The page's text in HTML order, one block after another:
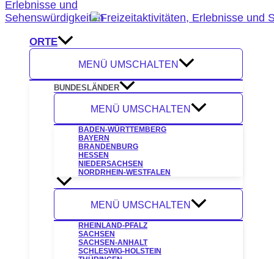
ORTE
MENÜ UMSCHALTEN
BUNDESLÄNDER
MENÜ UMSCHALTEN
BADEN-WÜRTTEMBERG
BAYERN
BRANDENBURG
HESSEN
NIEDERSACHSEN
NORDRHEIN-WESTFALEN
MENÜ UMSCHALTEN
RHEINLAND-PFALZ
SACHSEN
SACHSEN-ANHALT
SCHLESWIG-HOLSTEIN